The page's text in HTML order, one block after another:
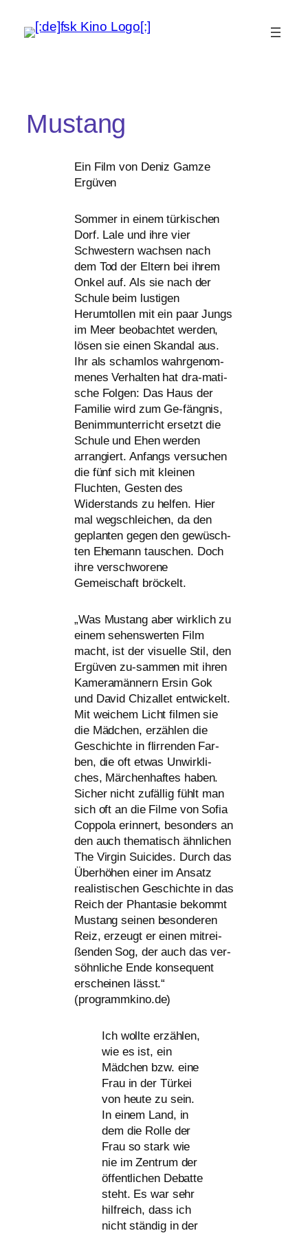
Mustang
Ein Film von Deniz Gamze
Ergüven
Sommer in einem tür­ki­schen
Dorf. Lale und ihre vier
Schwestern wach­sen nach
dem Tod der Eltern bei ihrem
Onkel auf. Als sie nach der
Schule beim lus­ti­gen
Herumtollen mit ein paar Jungs
im Meer beob­ach­tet wer­den,
lösen sie einen Skandal aus.
Ihr als scham­los wahr­ge­nom­
me­nes Verhalten hat dra-mati­
sche Folgen: Das Haus der
Familie wird zum Ge-fäng­nis,
Benimmunterricht ersetzt die
Schule und Ehen wer­den
arran­giert. Anfangs ver­su­chen
die fünf sich mit klei­nen
Fluchten, Gesten des
Widerstands zu hel­fen. Hier
mal weg­schlei­chen, da den
geplan­ten gegen den gewüsch­
ten Ehemann tau­schen. Doch
ihre ver­schwo­re­ne
Gemeischaft bröckelt.
„Was Mus­tang aber wirk­lich zu
einem sehens­wer­ten Film
macht, ist der visu­elle Stil, den
Ergü­ven zu-sam­­men mit ihren
Kame­ra­män­nern Ersin Gok
und David Chiz­al­let ent­wi­ckelt.
Mit wei­chem Licht fil­men sie
die Mäd­chen, erzäh­len die
Geschichte in flir­ren­den Far­
ben, die oft etwas Unwirk­li­
ches, Mär­chen­haf­tes haben.
Sicher nicht zufäl­lig fühlt man
sich oft an die Filme von Sofia
Cop­pola erin­nert, beson­ders an
den auch the­ma­tisch ähn­li­chen
The Vir­gin Sui­ci­des. Durch das
Über­hö­hen einer im Ansatz
rea­lis­ti­schen Geschichte in das
Reich der Phan­ta­sie bekommt
Mus­tang sei­nen beson­de­ren
Reiz, erzeugt er einen mit­rei­
ßen­den Sog, der auch das ver­
söhn­li­che Ende kon­se­quent
erschei­nen lässt.“
(programmkino.de)
Ich woll­te erzäh­len,
wie es ist, ein
Mädchen bzw. eine
Frau in der Türkei
von heu­te zu sein.
In einem Land, in
dem die Rolle der
Frau so stark wie
nie im Zentrum der
öffent­li­chen Debatte
steht. Es war sehr
hilf­reich, dass ich
nicht stän­dig in der